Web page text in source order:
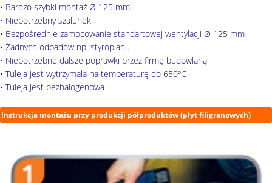
• Bardzo szybki montaż Ø 125 mm
• Niepotrzebny szalunek
• Bezpośrednie zamocowanie standartowej wentylacji Ø 125 mm
• Żadnych odpadów np. styropianu
• Niepotrzebne dalsze poprawki przez firmę budowlaną
• Tuleja jest wytrzymała na temperaturę do 650ºC
• Tuleja jest bezhalogenowa
Instrukcja montażu przy produkcji półproduktów (płyt filigranowych)